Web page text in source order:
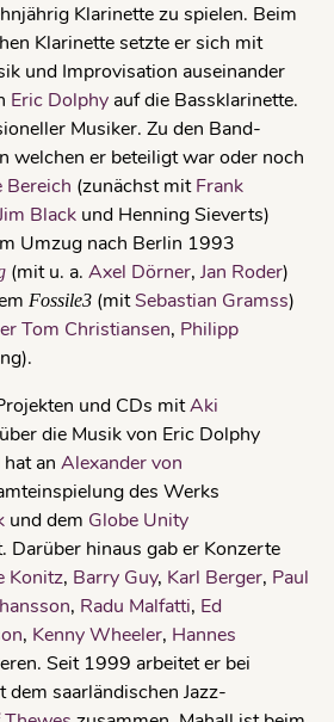
Klarinette zu spielen. Beim
Klarinette setzte er sich mit
und Improvisation auseinander
Eric Dolphy auf die Bassklarinette.
Musiker. Zu den Band-
welchen er beteiligt war oder noch
Bereich (zunächst mitFrank
Black und Henning Sieverts)
Umzug nach Berlin 1993
(mit u. a. Axel Dörner, Jan Roder)
Fossile3 (mitSebastian Gramss)
Tom Christiansen, Philipp
und CDs mitAki
die Musik von Eric Dolphy
an Alexander von
des Werks
und dem Globe Unity
Darüber hinaus gab er Konzerte
Konitz, Barry Guy, Karl Berger, Paul
, Radu Malfatti, Ed
, Kenny Wheeler, Hannes
Seit 1999 arbeitet er bei
saarländischen Jazz-